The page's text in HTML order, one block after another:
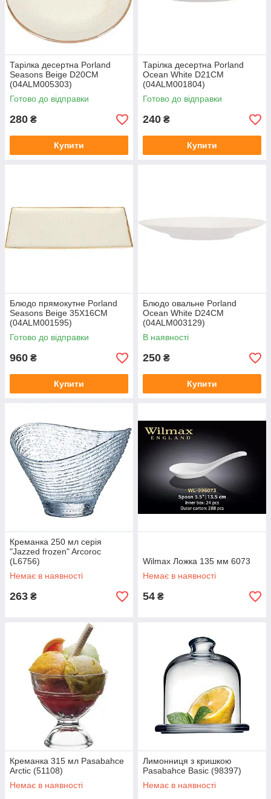
Тарілка десертна Porland
Seasons Beige D20CM
(04ALM005303)
Готово до відправки
280 ₴
Купити
Тарілка десертна Porland
Ocean White D21CM
(04ALM001804)
Готово до відправки
240 ₴
Купити
Блюдо прямокутне Porland
Seasons Beige 35Х16CM
(04ALM001595)
Готово до відправки
960 ₴
Купити
Блюдо овальне Porland
Ocean White D24CM
(04ALM003129)
В наявності
250 ₴
Купити
Креманка 250 мл серія
"Jazzed frozen" Arcoroc
(L6756)
Немає в наявності
263 ₴
Wilmax Ложка 135 мм 6073
Немає в наявності
54 ₴
Креманка 315 мл Pasabahce
Arctic (51108)
Немає в наявності
Лимонниця з кришкою
Pasabahce Basic (98397)
Немає в наявності